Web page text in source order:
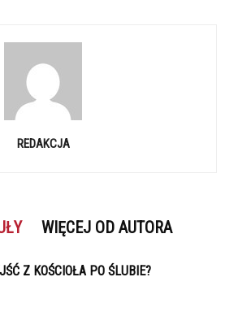
REDAKCJA
WIĘCEJ OD AUTORA
Z KOŚCIOŁA PO ŚLUBIE?